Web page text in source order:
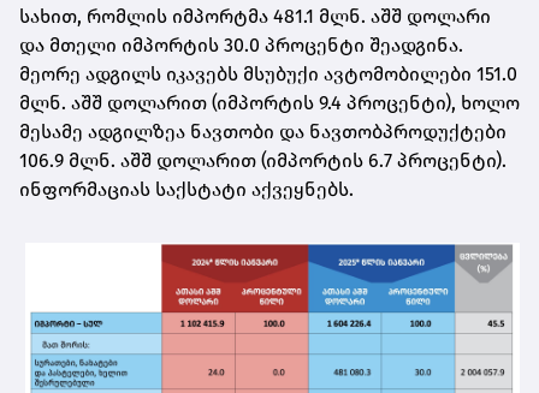
სახით, რომლის იმპორტმა 481.1 მლნ. აშშ დოლარი
და მთელი იმპორტის 30.0 პროცენტი შეადგინა.
მეორე ადგილს იკავებს მსუბუქი ავტომობილები 151.0
მლნ. აშშ დოლარით (იმპორტის 9.4 პროცენტი), ხოლო
მესამე ადგილზეა ნავთობი და ნავთობპროდუქტები
106.9 მლნ. აშშ დოლარით (იმპორტის 6.7 პროცენტი).
ინფორმაციას საქსტატი აქვეყნებს.